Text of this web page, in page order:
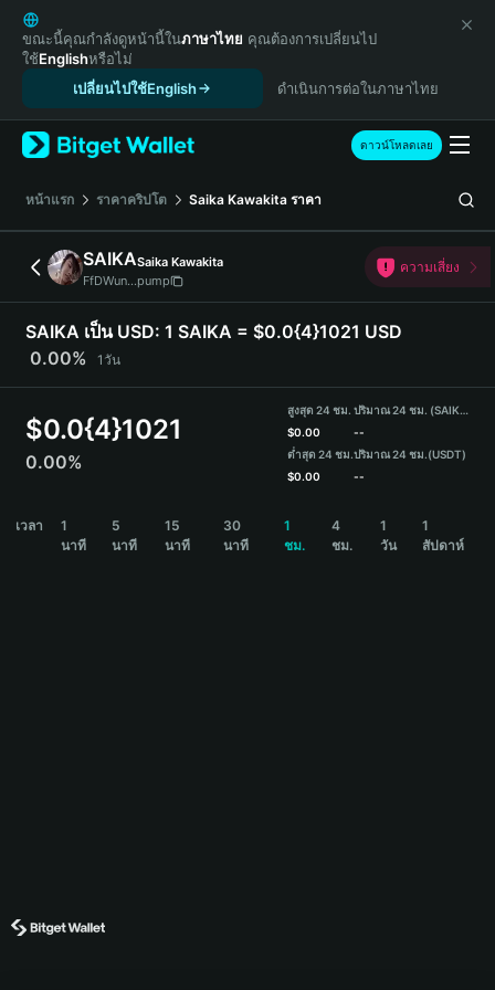
English
日本語
Tiếng Việt
Español (Latinoamérica)
Türkçe
Français
Deutsch
简体中文
繁體中文
Português (Portugal)
Bahasa Indonesia
ภาษาไทย
हिन्दी
Español
Português (Brasil)
ขณะนี้คุณกำลังดูหน้านี้ในภาษาไทย คุณต้องการเปลี่ยนไป
ใช้Englishหรือไม่
เปลี่ยนไปใช้English
ดำเนินการต่อในภาษาไทย
ดาวน์โหลดเลย
หน้าแรก ราคาคริปโต Saika Kawakita ราคา
SAIKASaika Kawakita
FfDWun...pump
ความเสี่ยง
SAIKA เป็น USD: 1 SAIKA = $0.0{4}1021 USD
0.00%
1วัน
$0.0{4}1021
0.00%
สูงสุด 24 ชม.
$0.00
ต่ำสุด 24 ชม.
$0.00
ปริมาณ 24 ชม. (SAIKA)
--
ปริมาณ 24 ชม.(USDT)
--
เวลา
1
นาที
5
นาที
15
นาที
30
นาที
1
ชม.
4
ชม.
1
วัน
1
สัปดาห์